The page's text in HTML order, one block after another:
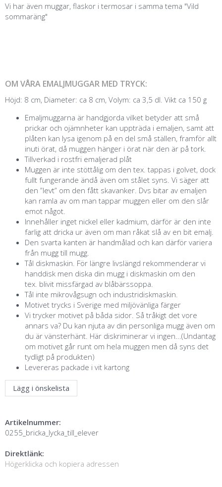
Vi har även muggar, flaskor i termosar i samma tema "Vild
sommaräng"
OM VÅRA EMALJMUGGAR MED TRYCK:
Höjd: 8 cm, Diameter: ca 8 cm, Volym: ca 3,5 dl. Vikt ca 150 g
Emaljmuggarna är handgjorda vilket betyder att små
prickar och ojämnheter kan uppträda i emaljen, samt att
plåten kan lysa igenom på en del små ställen, framför allt
inuti örat, då muggen hänger i örat när den är på tork.
Tillverkad i rostfri emaljerad plåt
Muggen är inte stöttålig om den tex. tappas i golvet, dock
fullt fungerande ändå även om stålet syns. Vi säger att
den ”levt” om den fått skavanker. Dvs bitar av emaljen
kan ramla av om man tappar muggen eller om den slår
emot något.
Innehåller inget nickel eller kadmium, därför är den inte
farlig att dricka ur även om man råkat slå av en bit emalj.
Den svarta kanten är handmålad och kan därför variera
från mugg till mugg.
Tål diskmaskin. För längre livslängd rekommenderar vi
handdisk men diska din mugg i diskmaskin om den
tex. blivit missfärgad av blåbärssoppa.
Tål inte mikrovågsugn och industridiskmaskin.
Motivet trycks i Sverige med miljövänliga färger
Vi trycker motivet på båda sidor. Så tråkigt det vore
annars va? Du kan njuta av din personliga mugg även om
du är vänsterhänt. Här diskriminerar vi ingen...(Undantag
om motivet går runt om hela muggen men då syns det
tydligt på produkten)
Levereras packade i vit kartong
Lägg i önskelista
Artikelnummer:
0255_bricka_lycka_till_elever
Direktlänk:
Högerklicka och kopiera adressen